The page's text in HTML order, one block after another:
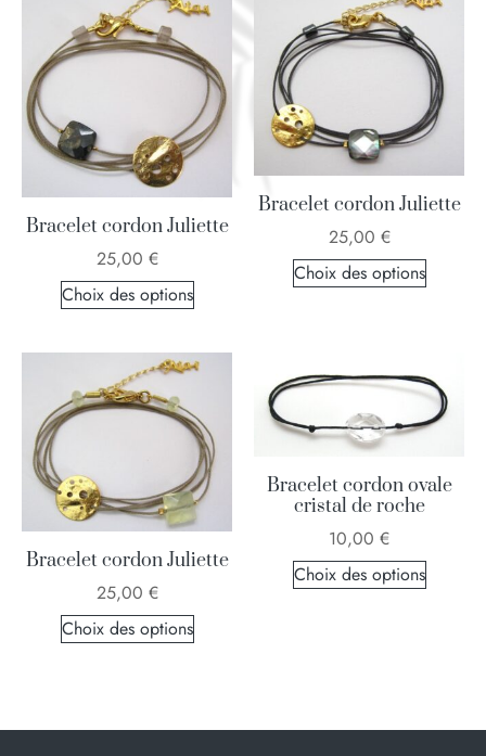
Bracelet cordon Juliette
25,00 €
Choix des options
Bracelet cordon Juliette
25,00 €
Choix des options
Bracelet cordon Juliette
25,00 €
Choix des options
Bracelet cordon ovale
cristal de roche
10,00 €
Choix des options